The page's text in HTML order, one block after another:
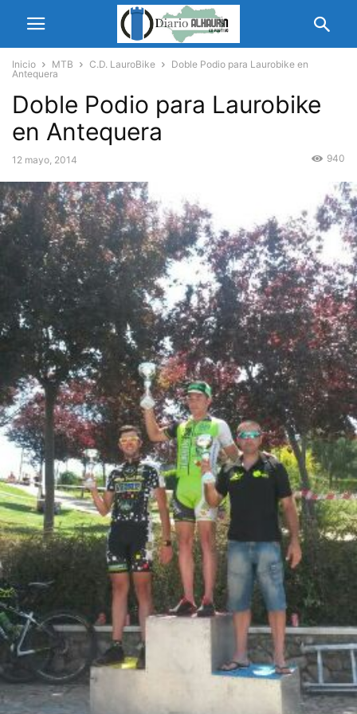
Inicio MTB C.D. LauroBike
Doble Podio para Laurobike en
Antequera
Doble Podio para Laurobike
en Antequera
12 mayo, 2014 940